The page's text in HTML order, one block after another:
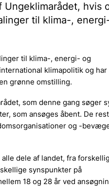
hvis
til klima-,
til klima-, energi- og
klimapolitik og
grønne omstilling.
som denne gang søger
som ansøges åbent. De
og -
dele af landet, fra
synspunkter på
18 og 28 år ved